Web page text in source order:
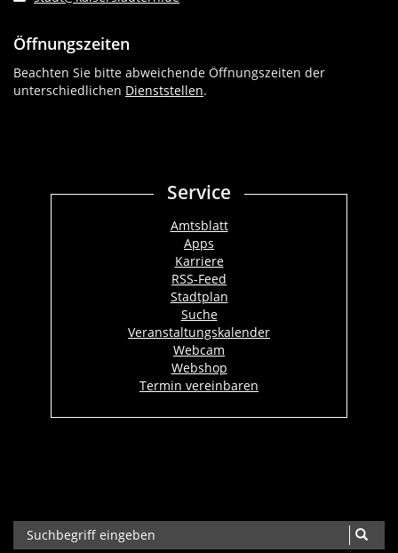
Öffnungszeiten
Beachten Sie bitte abweichende Öffnungszeiten der
unterschiedlichen Dienststellen.
Service
Amtsblatt
Apps
Karriere
RSS-Feed
Stadtplan
Suche
Veranstaltungskalender
Webcam
Webshop
Termin vereinbaren